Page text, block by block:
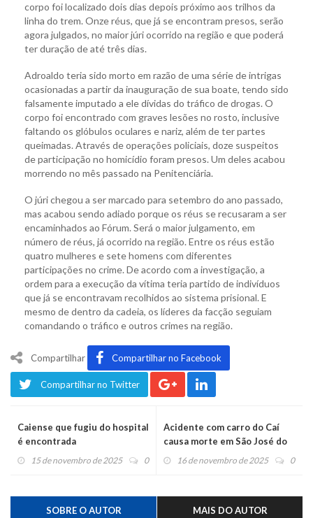
corpo foi localizado dois dias depois próximo aos trilhos da
linha do trem. Onze réus, que já se encontram presos, serão
agora julgados, no maior júri ocorrido na região e que poderá
ter duração de até três dias.
Adroaldo teria sido morto em razão de uma série de intrigas
ocasionadas a partir da inauguração de sua boate, tendo sido
falsamente imputado a ele dívidas do tráfico de drogas. O
corpo foi encontrado com graves lesões no rosto, inclusive
faltando os glóbulos oculares e nariz, além de ter partes
queimadas. Através de operações policiais, doze suspeitos
de participação no homicídio foram presos. Um deles acabou
morrendo no mês passado na Penitenciária.
O júri chegou a ser marcado para setembro do ano passado,
mas acabou sendo adiado porque os réus se recusaram a ser
encaminhados ao Fórum. Será o maior julgamento, em
número de réus, já ocorrido na região. Entre os réus estão
quatro mulheres e sete homens com diferentes
participações no crime. De acordo com a investigação, a
ordem para a execução da vítima teria partido de indivíduos
que já se encontravam recolhidos ao sistema prisional. E
mesmo de dentro da cadeia, os líderes da facção seguiam
comandando o tráfico e outros crimes na região.
Compartilhar Compartilhar no Facebook
Compartilhar no Twitter
Caiense que fugiu do hospital
é encontrada
15 de novembro de 2025 0
Acidente com carro do Caí
causa morte em São José do
Hortêncio
16 de novembro de 2025 0
SOBRE O AUTOR MAIS DO AUTOR